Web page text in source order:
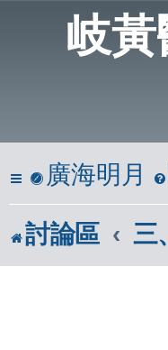
岐
廣海明月
討論區